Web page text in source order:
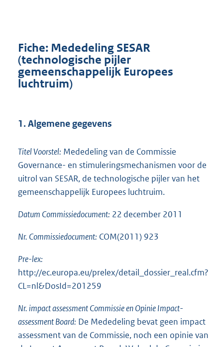
Fiche: Mededeling SESAR
(technologische pijler
gemeenschappelijk Europees
luchtruim)
1. Algemene gegevens
Titel Voorstel: Mededeling van de Commissie
Governance- en stimuleringsmechanismen voor de
uitrol van SESAR, de technologische pijler van het
gemeenschappelijk Europees luchtruim.
Datum Commissiedocument: 22 december 2011
Nr. Commissiedocument: COM(2011) 923
Pre-lex:
http://ec.europa.eu/prelex/detail_dossier_real.cfm?
CL=nl&DosId=201259
Nr. impact assessment Commissie en Opinie Impact-
assessment Board: De Mededeling bevat geen impact
assessment van de Commissie, noch een opinie van